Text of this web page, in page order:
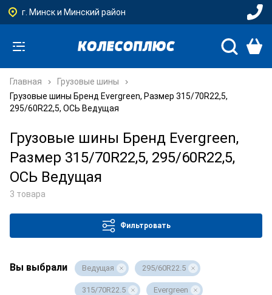
г. Минск и Минский район
Главная
Грузовые шины
Грузовые шины Бренд Evergreen, Размер 315/70R22,5,
295/60R22,5, ОСЬ Ведущая
Грузовые шины Бренд Evergreen,
Размер 315/70R22,5, 295/60R22,5,
ОСЬ Ведущая
3 товара
Фильтровать
Вы выбрали Ведущая 295/60R22.5
315/70R22.5 Evergreen